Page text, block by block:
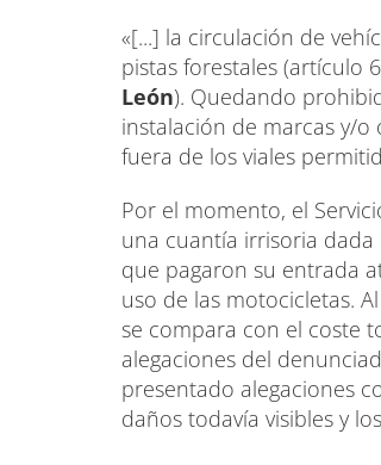
«[...] la circulación de
pistas forestales (artículo
León). Quedando
instalación de marcas y/
fuera de los viales
Por el momento, el
una cuantía irrisoria dada
que pagaron su entrada
uso de las motocicletas.
se compara con el coste
alegaciones del
presentado alegaciones
daños todavía visibles y